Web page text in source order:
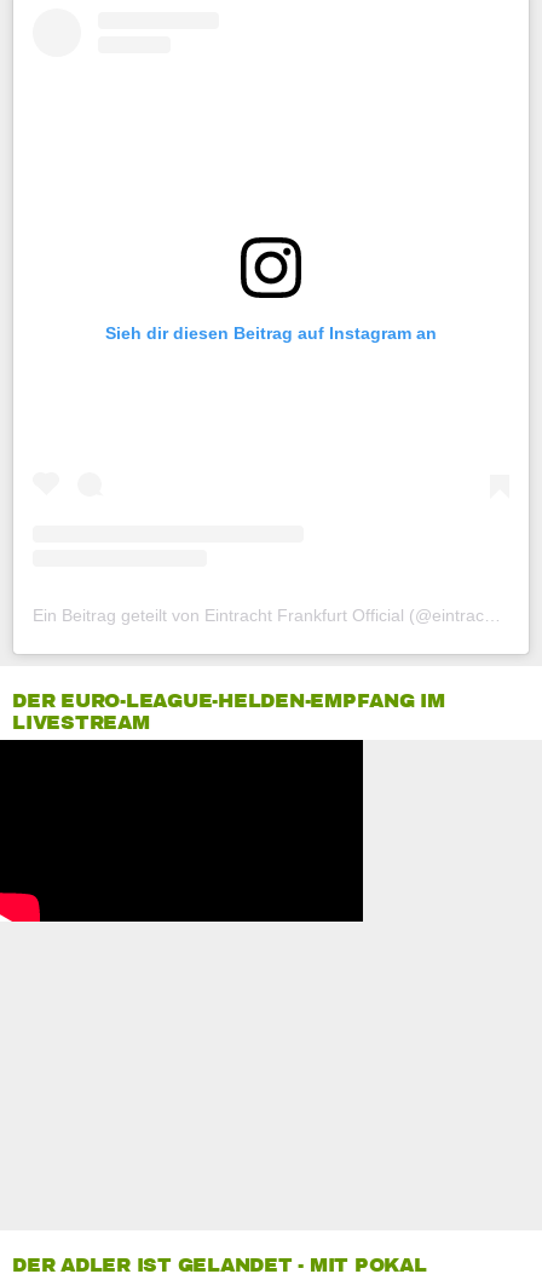
Sieh dir diesen Beitrag auf Instagram an
Ein Beitrag geteilt von Eintracht Frankfurt Official (@eintrachtfrankfurt)
DER EURO-LEAGUE-HELDEN-EMPFANG IM
LIVESTREAM
DER ADLER IST GELANDET - MIT POKAL